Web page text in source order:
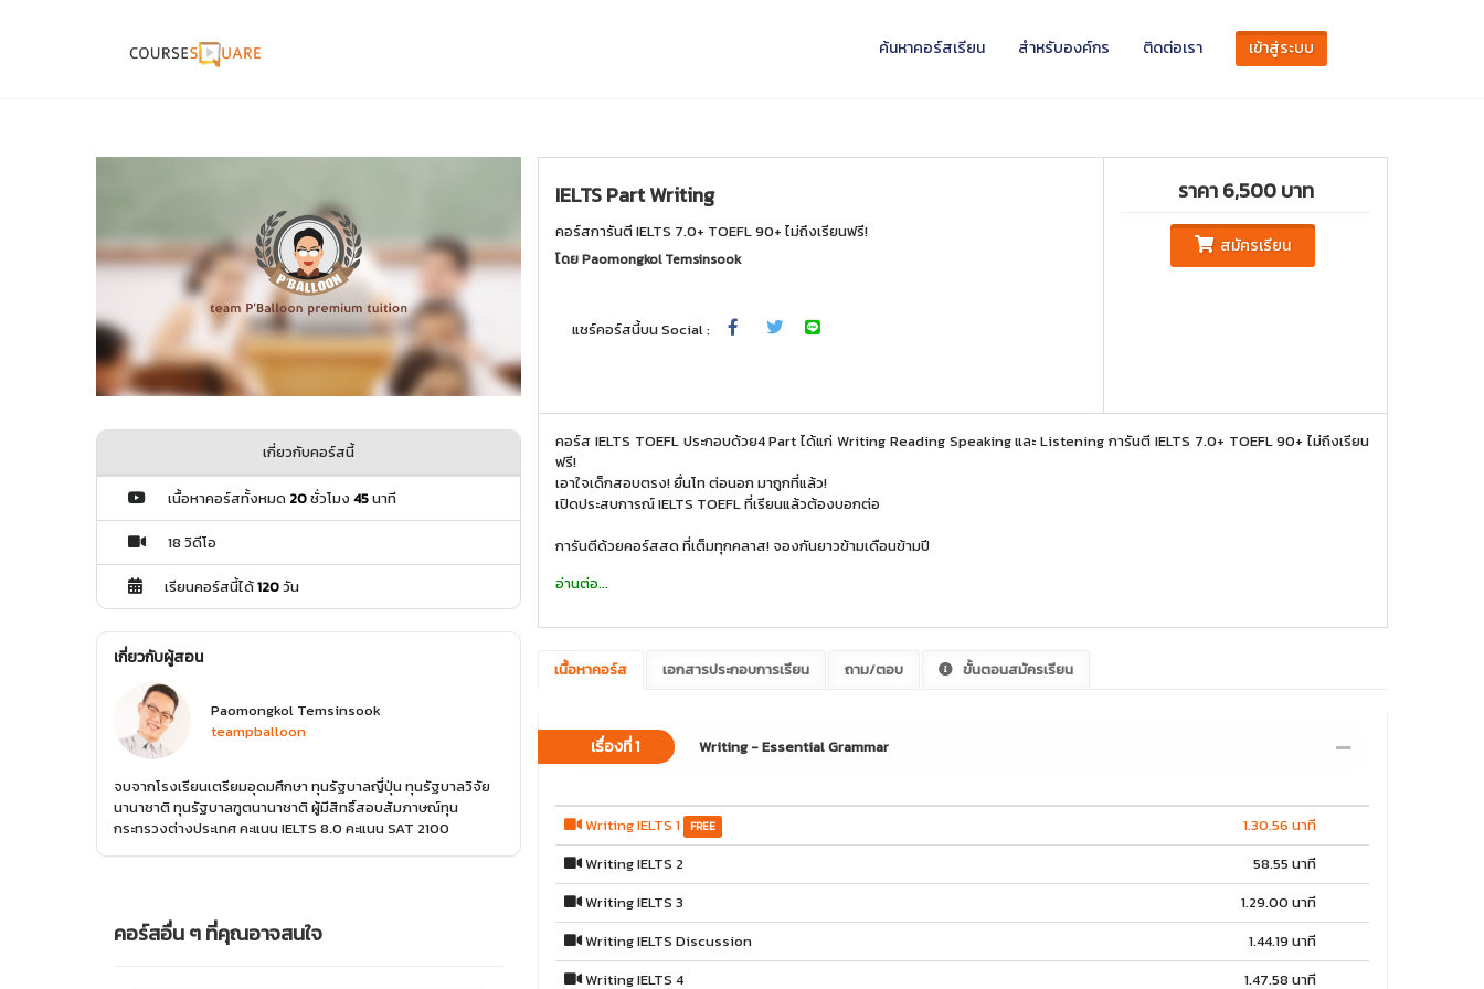
ค้นหาคอร์สเรียน สำหรับองค์กร ติดต่อเรา เข้าสู่ระบบ
IELTS Part Writing
คอร์สการันตี IELTS 7.0+ TOEFL 90+ ไม่ถึงเรียนฟรี!
โดยPaomongkol Temsinsook
แชร์คอร์สนี้บน Social :
ราคา 6,500 บาท
สมัครเรียน
คอร์ส IELTS TOEFL ประกอบด้วย4 Part ได้แก่ Writing Reading Speaking และ Listening การันตี IELTS 7.0+ TOEFL 90+ ไม่ถึงเรียน
ฟรี!
เอาใจเด็กสอบตรง! ยื่นโท ต่อนอก มาถูกที่แล้ว!
เปิดประสบการณ์ IELTS TOEFL ที่เรียนแล้วต้องบอกต่อ
การันตีด้วยคอร์สสด ที่เต็มทุกคลาส! จองกันยาวข้ามเดือนข้ามปี
อ่านต่อ...
เนื้อหาคอร์ส เอกสารประกอบการเรียน ถาม/ตอบ ขั้นตอนสมัครเรียน
เรื่องที่ 1 Writing - Essential Grammar
Writing IELTS 1 FREE
1.30.56 นาที
Writing IELTS 2
58.55 นาที
Writing IELTS 3
1.29.00 นาที
Writing IELTS Discussion
1.44.19 นาที
Writing IELTS 4
1.47.58 นาที
เกี่ยวกับคอร์สนี้
เนื้อหาคอร์สทั้งหมด 20ชั่วโมง 45นาที
18 วิดีโอ
เรียนคอร์สนี้ได้120วัน
เกี่ยวกับผู้สอน
Paomongkol Temsinsook
teampballoon
จบจากโรงเรียนเตรียมอุดมศึกษา ทุนรัฐบาลญี่ปุ่น ทุนรัฐบาลวิจัย
นานาชาติ ทุนรัฐบาลฑูตนานาชาติ ผู้มีสิทธิ์สอบสัมภาษณ์ทุน
กระทรวงต่างประเทศ คะแนน IELTS 8.0 คะแนน SAT 2100
คอร์สอื่น ๆ ที่คุณอาจสนใจ